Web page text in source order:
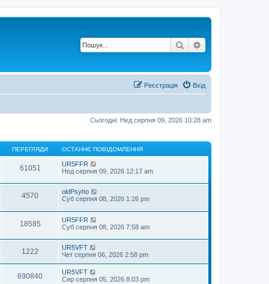
Пошук
Вхід
Реєстрація
Сьогодні: Нед серпня 09, 2026 10:28 am
ПЕРЕГЛЯДИ ОСТАННЄ ПОВІДОМЛЕННЯ
61051
UR5FFR
Нед серпня 09, 2026 12:17 am
4570
oldPsyho
Суб серпня 08, 2026 1:26 pm
18585
UR5FFR
Суб серпня 08, 2026 7:58 am
1222
UR5VFT
Чет серпня 06, 2026 2:58 pm
690840
UR5VFT
Сер серпня 05, 2026 8:03 pm